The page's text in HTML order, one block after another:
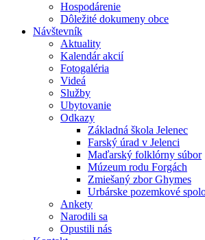
Hospodárenie
Dôležité dokumeny obce
Návštevník
Aktuality
Kalendár akcií
Fotogaléria
Videá
Služby
Ubytovanie
Odkazy
Základná škola Jelenec
Farský úrad v Jelenci
Maďarský folklórny súbor
Múzeum rodu Forgách
Zmiešaný zbor Ghymes
Urbárske pozemkové
Ankety
Narodili sa
Opustili nás